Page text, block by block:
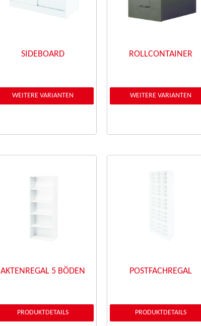
SIDEBOARD
WEITERE VARIANTEN
ROLLCONTAINER
WEITERE VARIANTEN
AKTENREGAL 5 BÖDEN
PRODUKTDETAILS
POSTFACHREGAL
PRODUKTDETAILS